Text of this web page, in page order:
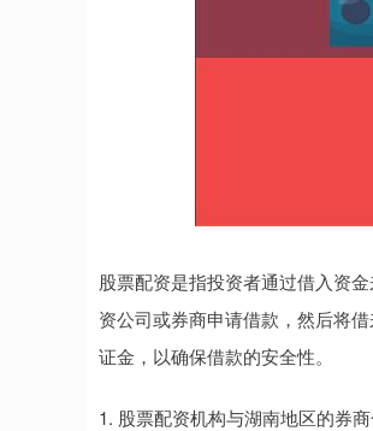
股票配资是指投资者通过借入资
资公司或券商申请借款，然后将
证金，以确保借款的安全性。
1. 股票配资机构与湖南地区的券